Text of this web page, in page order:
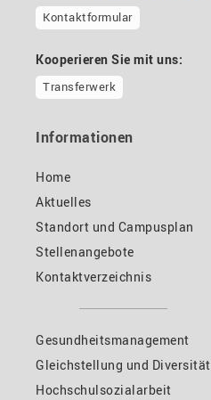
Kontaktformular
Kooperieren Sie mit uns:
Transferwerk
Informationen
Home
Aktuelles
Standort und Campusplan
Stellenangebote
Kontaktverzeichnis
Gesundheitsmanagement
Gleichstellung und Diversität
Hochschulsozialarbeit